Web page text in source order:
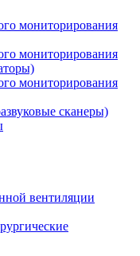
мониторирования
мониторирования
мониторирования
сканеры)
вентиляции